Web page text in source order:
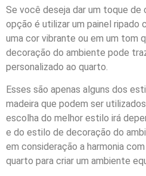
Se você deseja dar um toque de
opção é utilizar um painel ripado
uma cor vibrante ou em um tom
decoração do ambiente pode
personalizado ao quarto.
Esses são apenas alguns dos
madeira que podem ser
escolha do melhor estilo irá
e do estilo de decoração do
em consideração a harmonia
quarto para criar um ambiente